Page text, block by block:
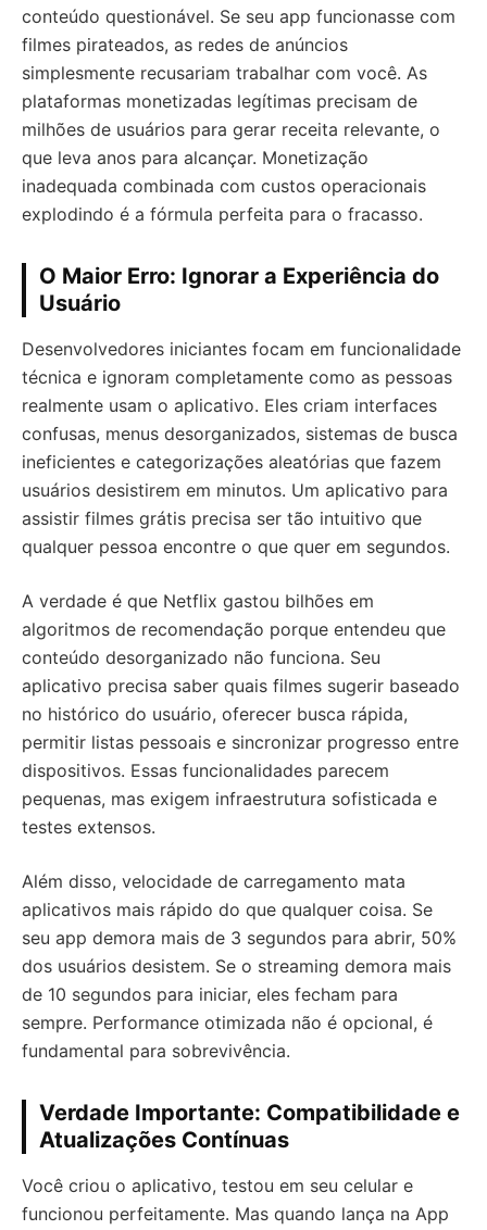
conteúdo questionável. Se seu app funcionasse com
filmes pirateados, as redes de anúncios
simplesmente recusariam trabalhar com você. As
plataformas monetizadas legítimas precisam de
milhões de usuários para gerar receita relevante, o
que leva anos para alcançar. Monetização
inadequada combinada com custos operacionais
explodindo é a fórmula perfeita para o fracasso.
O Maior Erro: Ignorar a Experiência do
Usuário
Desenvolvedores iniciantes focam em funcionalidade
técnica e ignoram completamente como as pessoas
realmente usam o aplicativo. Eles criam interfaces
confusas, menus desorganizados, sistemas de busca
ineficientes e categorizações aleatórias que fazem
usuários desistirem em minutos. Um aplicativo para
assistir filmes grátis precisa ser tão intuitivo que
qualquer pessoa encontre o que quer em segundos.
A verdade é que Netflix gastou bilhões em
algoritmos de recomendação porque entendeu que
conteúdo desorganizado não funciona. Seu
aplicativo precisa saber quais filmes sugerir baseado
no histórico do usuário, oferecer busca rápida,
permitir listas pessoais e sincronizar progresso entre
dispositivos. Essas funcionalidades parecem
pequenas, mas exigem infraestrutura sofisticada e
testes extensos.
Além disso, velocidade de carregamento mata
aplicativos mais rápido do que qualquer coisa. Se
seu app demora mais de 3 segundos para abrir, 50%
dos usuários desistem. Se o streaming demora mais
de 10 segundos para iniciar, eles fecham para
sempre. Performance otimizada não é opcional, é
fundamental para sobrevivência.
Verdade Importante: Compatibilidade e
Atualizações Contínuas
Você criou o aplicativo, testou em seu celular e
funcionou perfeitamente. Mas quando lança na App